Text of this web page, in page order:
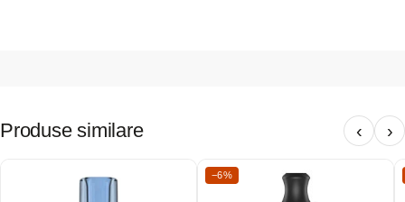
Produse similare ‹ ›
−6%